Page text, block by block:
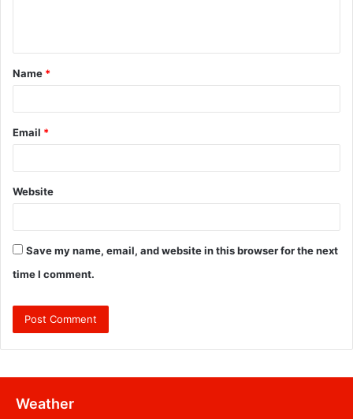
t
*
Name *
Email *
Website
Save my name, email, and website in this browser for the next
time I comment.
Weather